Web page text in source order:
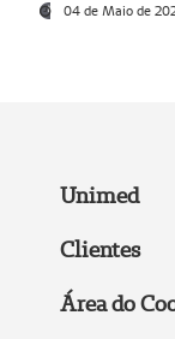
04 de Maio de
Unimed
Clientes
Área do